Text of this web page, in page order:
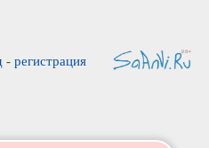
- регистрация